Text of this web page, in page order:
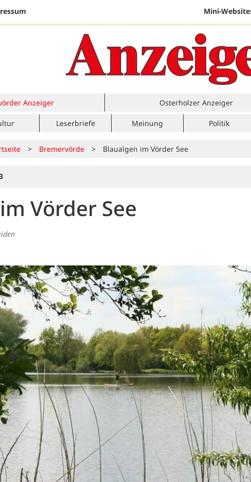
Mini-
Anzeiger Osterholzer Anzeiger
Leserbriefe Meinung Politik
> Bremervörde > Blaualgen im Vörder See
Vörder See